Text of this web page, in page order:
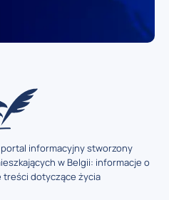
informacyjny stworzony
w Belgii: informacje o
treści dotyczące życia